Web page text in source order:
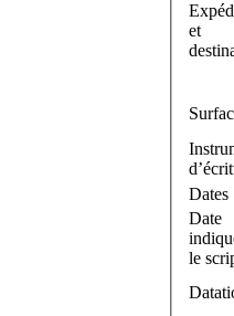
et
Dates
Date
le